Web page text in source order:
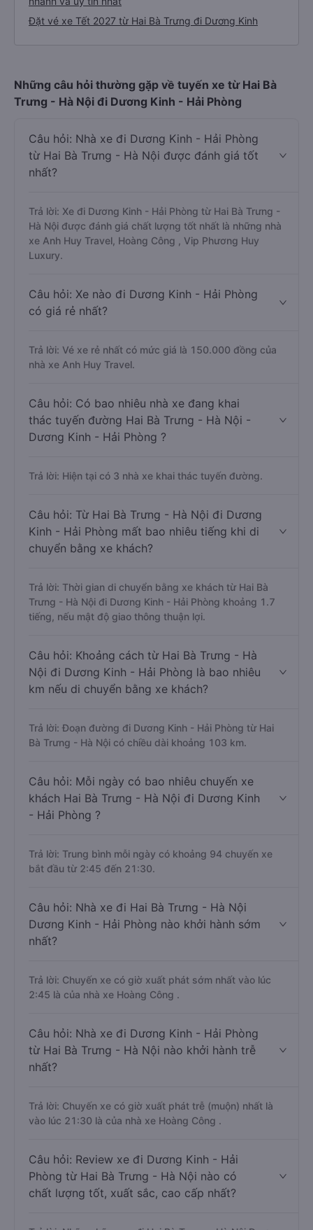
Đặt vé xe Tết 2027 từ Hai Bà Trưng đi Dương Kinh
Những câu hỏi thường gặp về tuyến xe từ Hai Bà
Trưng - Hà Nội đi Dương Kinh - Hải Phòng
Câu hỏi: Nhà xe đi Dương Kinh - Hải Phòng
từ Hai Bà Trưng - Hà Nội được đánh giá tốt
nhất?
Trả lời: Xe đi Dương Kinh - Hải Phòng từ Hai Bà Trưng -
Hà Nội được đánh giá chất lượng tốt nhất là những nhà
xe Anh Huy Travel, Hoàng Công , Vip Phương Huy
Luxury.
Câu hỏi: Xe nào đi Dương Kinh - Hải Phòng
có giá rẻ nhất?
Trả lời: Vé xe rẻ nhất có mức giá là 150.000 đồng của
nhà xe Anh Huy Travel.
Câu hỏi: Có bao nhiêu nhà xe đang khai
thác tuyến đường Hai Bà Trưng - Hà Nội -
Dương Kinh - Hải Phòng ?
Trả lời: Hiện tại có 3 nhà xe khai thác tuyến đường.
Câu hỏi: Từ Hai Bà Trưng - Hà Nội đi Dương
Kinh - Hải Phòng mất bao nhiêu tiếng khi di
chuyển bằng xe khách?
Trả lời: Thời gian di chuyển bằng xe khách từ Hai Bà
Trưng - Hà Nội đi Dương Kinh - Hải Phòng khoảng 1.7
tiếng, nếu mật độ giao thông thuận lợi.
Câu hỏi: Khoảng cách từ Hai Bà Trưng - Hà
Nội đi Dương Kinh - Hải Phòng là bao nhiêu
km nếu di chuyển bằng xe khách?
Trả lời: Đoạn đường đi Dương Kinh - Hải Phòng từ Hai
Bà Trưng - Hà Nội có chiều dài khoảng 103 km.
Câu hỏi: Mỗi ngày có bao nhiêu chuyến xe
khách Hai Bà Trưng - Hà Nội đi Dương Kinh
- Hải Phòng ?
Trả lời: Trung bình mỗi ngày có khoảng 94 chuyến xe
bắt đầu từ 2:45 đến 21:30.
Câu hỏi: Nhà xe đi Hai Bà Trưng - Hà Nội
Dương Kinh - Hải Phòng nào khởi hành sớm
nhất?
Trả lời: Chuyến xe có giờ xuất phát sớm nhất vào lúc
2:45 là của nhà xe Hoàng Công .
Câu hỏi: Nhà xe đi Dương Kinh - Hải Phòng
từ Hai Bà Trưng - Hà Nội nào khởi hành trễ
nhất?
Trả lời: Chuyến xe có giờ xuất phát trễ (muộn) nhất là
vào lúc 21:30 là của nhà xe Hoàng Công .
Câu hỏi: Review xe đi Dương Kinh - Hải
Phòng từ Hai Bà Trưng - Hà Nội nào có
chất lượng tốt, xuất sắc, cao cấp nhất?